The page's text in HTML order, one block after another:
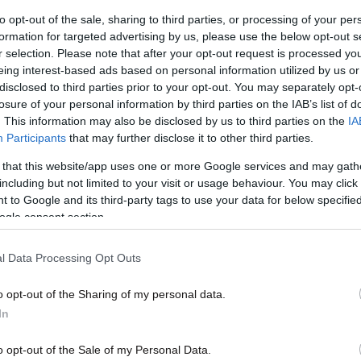
opt-out of the sale, sharing to third parties, or processing of your
for targeted advertising by us, please use the below opt-out
selection. Please note that after your opt-out request is processed
interest-based ads based on personal information utilized by us
to third parties prior to your opt-out. You may separately
of your personal information by third parties on the IAB’s list of
This information may also be disclosed by us to third parties on the
Participants that may further disclose it to other third parties.
that this website/app uses one or more Google services and may
but not limited to your visit or usage behaviour. You may
to Google and its third-party tags to use your data for below
consent section.
Data Processing Opt Outs
opt-out of the Sharing of my personal data.
opt-out of the Sale of my Personal Data.
27·06·2026 16:08
Τα πρωτοσέλιδα των κυριακάτικων
εφημερίδων 28/6/2026
Τα
06·06·2026 16:08
εφημερίδων 7/6/2026
Τα